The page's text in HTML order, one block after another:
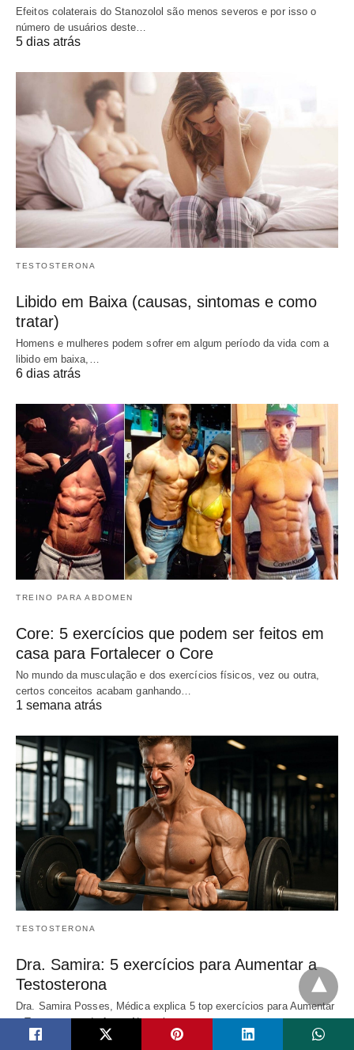
Efeitos colaterais do Stanozolol são menos severos e por isso o
número de usuários deste…
5 dias atrás
TESTOSTERONA
Libido em Baixa (causas, sintomas e como
tratar)
Homens e mulheres podem sofrer em algum período da vida com a
libido em baixa,…
6 dias atrás
TREINO PARA ABDOMEN
Core: 5 exercícios que podem ser feitos em
casa para Fortalecer o Core
No mundo da musculação e dos exercícios físicos, vez ou outra,
certos conceitos acabam ganhando…
1 semana atrás
TESTOSTERONA
Dra. Samira: 5 exercícios para Aumentar a
Testosterona
Dra. Samira Posses, Médica explica 5 top exercícios para Aumentar
a Testosterona de forma Natural,…
1 semana atrás